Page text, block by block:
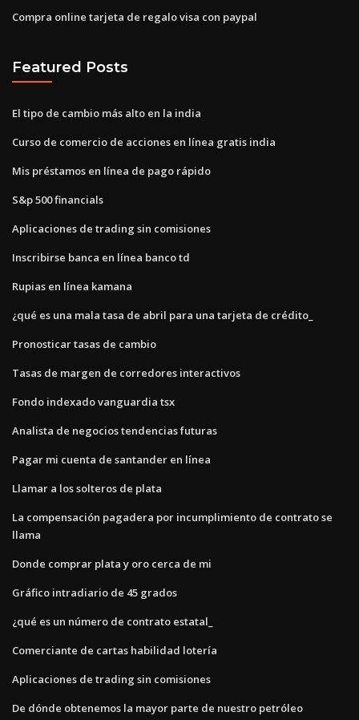
Compra online tarjeta de regalo visa con paypal
Featured Posts
El tipo de cambio más alto en la india
Curso de comercio de acciones en línea gratis india
Mis préstamos en línea de pago rápido
S&p 500 financials
Aplicaciones de trading sin comisiones
Inscribirse banca en línea banco td
Rupias en línea kamana
¿qué es una mala tasa de abril para una tarjeta de crédito_
Pronosticar tasas de cambio
Tasas de margen de corredores interactivos
Fondo indexado vanguardia tsx
Analista de negocios tendencias futuras
Pagar mi cuenta de santander en línea
Llamar a los solteros de plata
La compensación pagadera por incumplimiento de contrato se
llama
Donde comprar plata y oro cerca de mi
Gráfico intradiario de 45 grados
¿qué es un número de contrato estatal_
Comerciante de cartas habilidad lotería
Aplicaciones de trading sin comisiones
De dónde obtenemos la mayor parte de nuestro petróleo